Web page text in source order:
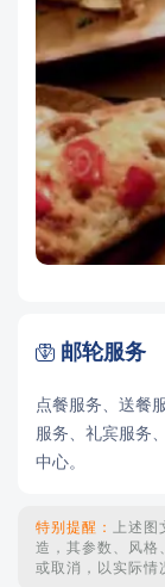
 邮轮服务
点餐服务、送餐
服务、礼宾服务
中心。
特别提醒：
上述
造，其参数、风格
或取消，以实际情